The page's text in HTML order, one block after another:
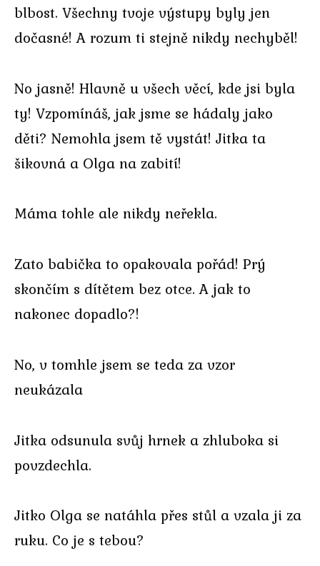
blbost. Všechny tvoje výstupy byly jen
dočasné! A rozum ti stejně nikdy nechyběl!
No jasně! Hlavně u všech věcí, kde jsi byla
ty! Vzpomínáš, jak jsme se hádaly jako
děti? Nemohla jsem tě vystát! Jitka ta
šikovná a Olga na zabití!
Máma tohle ale nikdy neřekla.
Zato babička to opakovala pořád! Prý
skončím s dítětem bez otce. A jak to
nakonec dopadlo?!
No, v tomhle jsem se teda za vzor
neukázala
Jitka odsunula svůj hrnek a zhluboka si
povzdechla.
Jitko Olga se natáhla přes stůl a vzala ji za
ruku. Co je s tebou?